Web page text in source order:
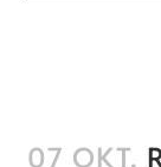
07 OKT.